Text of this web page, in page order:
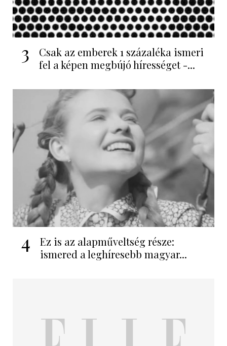
3
Csak az emberek 1 százaléka ismeri
fel a képen megbújó hírességet -...
4
Ez is az alapműveltség része:
ismered a leghíresebb magyar...